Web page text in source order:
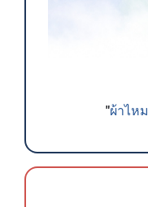
"ผ้าไหม